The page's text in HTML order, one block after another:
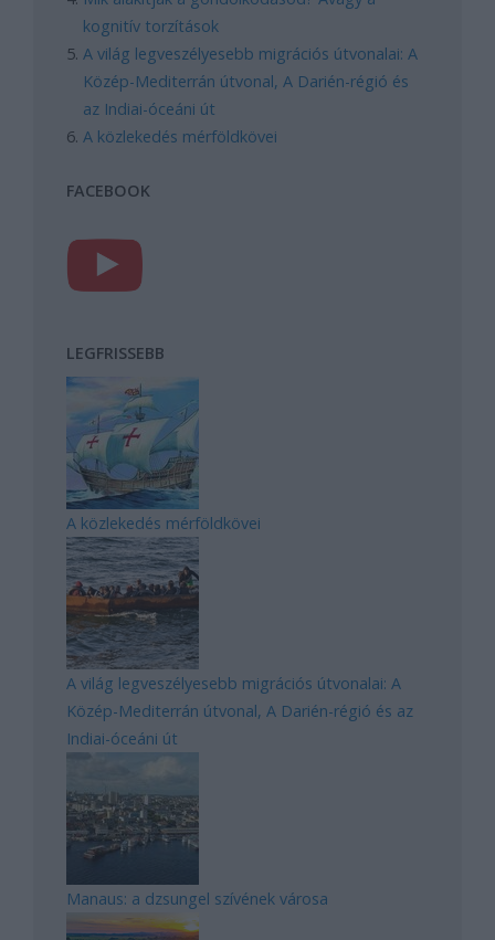
kognitív torzítások
A világ legveszélyesebb migrációs útvonalai: A
Közép-Mediterrán útvonal, A Darién-régió és
az Indiai-óceáni út
A közlekedés mérföldkövei
FACEBOOK
LEGFRISSEBB
A közlekedés mérföldkövei
A világ legveszélyesebb migrációs útvonalai: A
Közép-Mediterrán útvonal, A Darién-régió és az
Indiai-óceáni út
Manaus: a dzsungel szívének városa